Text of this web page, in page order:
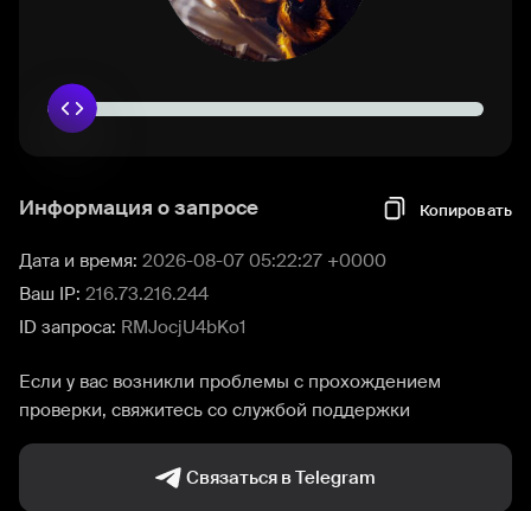
Информация о запросе Копировать
Дата и время: 2026-08-07 05:22:27 +0000
Ваш IP: 216.73.216.244
ID запроса: RMJocjU4bKo1
Если у вас возникли проблемы с прохождением
проверки, свяжитесь со службой поддержки
Связаться в Telegram